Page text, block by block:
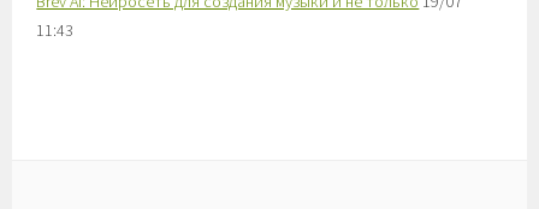
11:43